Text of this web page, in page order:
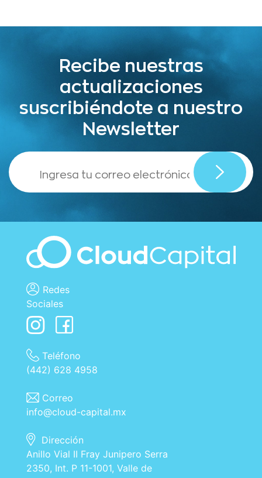
Recibe nuestras
actualizaciones
suscribiéndote a nuestro
Newsletter
,
Redes
Sociales
Teléfono
(442) 628 4958
Correo
info@cloud-capital.mx
Dirección
Anillo Vial II Fray Junipero Serra
2350, Int. P 11-1001, Valle de